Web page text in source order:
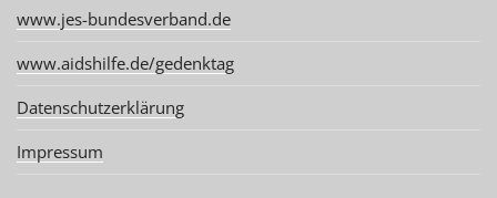
www.jes-bundesverband.de
www.aidshilfe.de/gedenktag
Datenschutzerklärung
Impressum